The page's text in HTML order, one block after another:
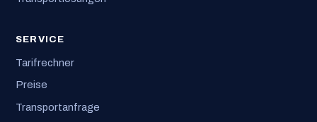
SERVICE
Tarifrechner
Preise
Transportanfrage